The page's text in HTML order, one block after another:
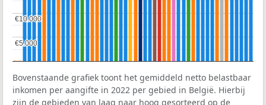
€5.000
€5.000
€10.000
€10.000
Bovenstaande grafiek toont het gemiddeld netto belastbaar
inkomen per aangifte in 2022 per gebied in België. Hierbij
zijn de gebieden van laag naar hoog gesorteerd op de